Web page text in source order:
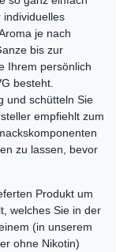
individuelles
je nach
bis zur
Ihrem persönlich
besteht.
und schütteln Sie
empfiehlt zum
zu lassen, bevor
Produkt um
welches Sie in der
(in unserem
ohne Nikotin)